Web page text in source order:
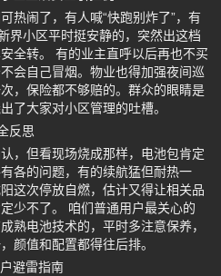
热闹了，有人喊“快跑别炸了”，有
界小区平时挺安静的，突然出这档
全转。 有的业主直呼以后再也不买
会自己冒烟。物业也得加强夜间巡
，保险都不够赔的。群众的眼睛是
了大家对小区管理的吐槽。
反思
，但看现场烧成那样，电池包肯定
各的问题，有的续航猛但耐热一
这次停放自燃，估计又得让相关品
少不了。 咱们普通用户最关心的
熟电池技术的，平时多注意保养，
颜值和配置都得往后排。
避雷指南